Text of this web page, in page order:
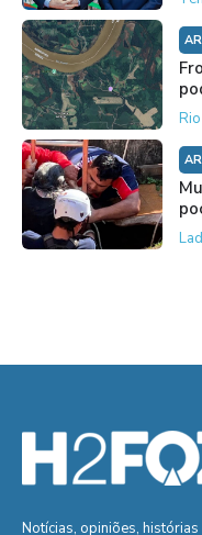
Notícias, opiniões,